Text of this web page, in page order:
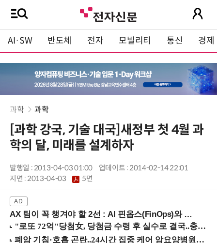
AI·SW 반도체 전자 모빌리티 통신 경제
과학 과학
[과학 강국, 기술 대국]새정부 첫 4월 과
학의 달, 미래를 설계하자
발행일 : 2013-04-03 01:00
업데이트 : 2014-02-14 22:01
지면 :2013-04-03 5면
AX 팀이 꼭 챙겨야 할 2선 : AI 핀옵스(FinOps)와 토큰 거버넌스 (8/21 잠실역)